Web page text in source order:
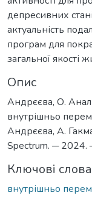
депресивних
актуальність
програм для
загальної якості
Опис
Андрєєва, О.
внутрішньо
Андрєєва, А.
Spectrum. ─
Ключові слова
внутрішньо